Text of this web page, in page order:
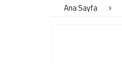
Ana Sayfa